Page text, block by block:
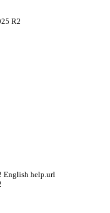
R2
English help.url